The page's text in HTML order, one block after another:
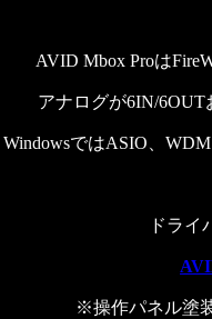
AVID Mbox Proは
アナログが6IN/6OUT
WindowsではASIO、
ドライ
※操作パネル塗